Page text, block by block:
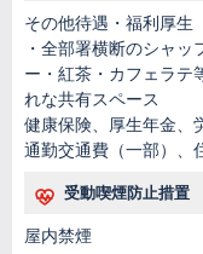
その他待遇・福利厚生
・全部署横断のシャ
ー・紅茶・カフェラテ
れな共有スペース
健康保険、厚生年金、
通勤交通費（一部）、
受動喫煙防止措置
屋内禁煙